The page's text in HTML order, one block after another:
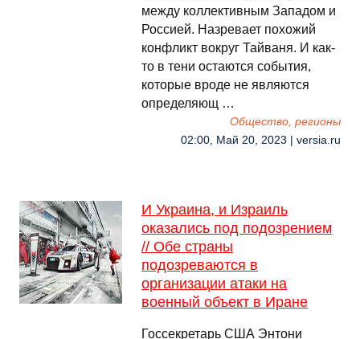
между коллективным Западом и
Россией. Назревает похожий
конфликт вокруг Тайваня. И как-
то в тени остаются события,
которые вроде не являются
определяющ …
Общество, регионы
02:00, Май 20, 2023 | versia.ru
И Украина, и Израиль
оказались под подозрением
// Обе страны
подозреваются в
организации атаки на
военный объект в Иране
Госсекретарь США Энтони